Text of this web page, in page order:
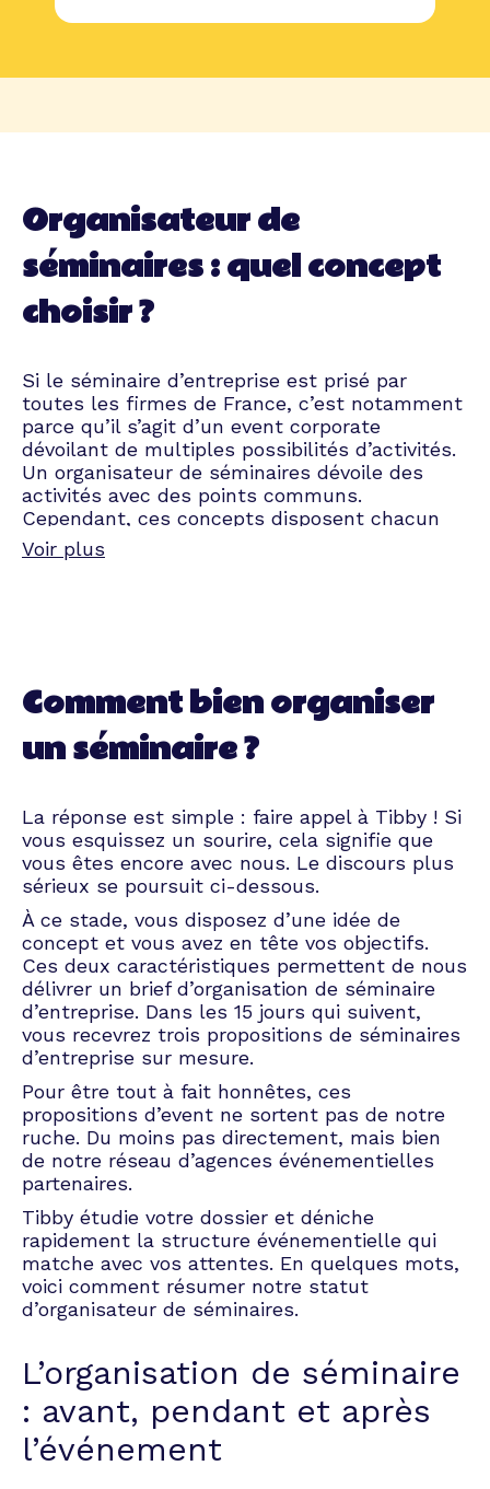
Organisateur de
séminaires : quel concept
choisir ?
Si le séminaire d’entreprise est prisé par
toutes les firmes de France, c’est notamment
parce qu’il s’agit d’un event corporate
dévoilant de multiples possibilités d’activités.
Un organisateur de séminaires dévoile des
activités avec des points communs.
Cependant, ces concepts disposent chacun
d’objectifs stratégiques bien précis.
nouvelles idées pour les projets des prochains
mois ? Désirez-vous vous focaliser sur la
motivation en berne de vos employés ? Prenez
le temps de vous creuser les méninges et
En attendant, voici quelques concepts
courants qui devraient attiser votre curiosité.
Séminaire d’intégration
Votre boîte vient de renouveler ses équipes ?
Pourquoi ne pas organiser un séminaire
d’intégration ? L’appellation ne laisse pas de
place aux doutes. L’objectif est de présenter
les nouvelles têtes aux employés déjà en
place au sein d’une atmosphère détendue. En
s’imprégnant des valeurs et de la culture de
l’entreprise de façon informelle, l’intégration
devient beaucoup plus rapide et, surtout,
beaucoup plus efficace.
Séminaire de motivation et
de cohésion en entreprise
Chaque équipe a besoin d’un petit coup de
boost de temps en temps. C’est inné et
employés d’être performant chaque jour de
l’année. Face à cette baisse de productivité,
organiser un séminaire de motivation en
entreprise permet d’encourager les équipes,
de renforcer le travail collectif, tout en les
Voir plus
Comment bien organiser
un séminaire ?
La réponse est simple : faire appel à Tibby ! Si
vous esquissez un sourire, cela signifie que
vous êtes encore avec nous. Le discours plus
sérieux se poursuit ci-dessous.
À ce stade, vous disposez d’une idée de
concept et vous avez en tête vos objectifs.
Ces deux caractéristiques permettent de nous
délivrer un brief d’organisation de séminaire
d’entreprise. Dans les 15 jours qui suivent,
vous recevrez trois propositions de séminaires
d’entreprise sur mesure.
Pour être tout à fait honnêtes, ces
propositions d’event ne sortent pas de notre
ruche. Du moins pas directement, mais bien
de notre réseau d’agences événementielles
partenaires.
Tibby étudie votre dossier et déniche
rapidement la structure événementielle qui
matche avec vos attentes. En quelques mots,
voici comment résumer notre statut
d’organisateur de séminaires.
L’organisation de séminaire
: avant, pendant et après
l’événement